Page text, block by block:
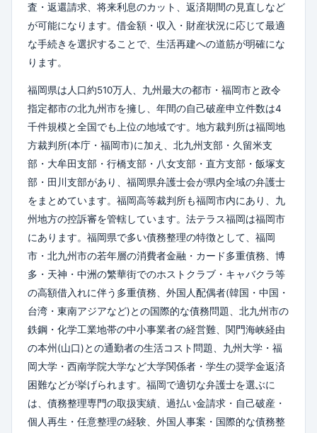
査・返還請求、将来利息のカット、返済期間の見直しなど
が可能になります。借金額・収入・財産状況に応じて最適
な手続きを選択することで、生活再建への道筋が明確にな
ります。
福岡県は人口約510万人、九州最大の都市・福岡市と政令
指定都市の北九州市を擁し、年間の自己破産申立件数は4
千件規模と全国でも上位の地域です。地方裁判所は福岡地
方裁判所(本庁・福岡市)に加え、北九州支部・久留米支
部・大牟田支部・行橋支部・八女支部・直方支部・飯塚支
部・田川支部があり、福岡県弁護士会が県内全域の弁護士
をまとめています。福岡高等裁判所も福岡市内にあり、九
州地方の控訴審を管轄しています。法テラス福岡は福岡市
にあります。福岡県で多い債務整理の特徴として、福岡
市・北九州市の若年層の消費者金融・カード多重債務、博
多・天神・中洲の繁華街でのホストクラブ・キャバクラ等
の高額借入れに伴う多重債務、外国人配偶者(韓国・中国・
台湾・東南アジアなど)との国際的な債務問題、北九州市の
鉄鋼・化学工業地帯の中小事業者の経営難、関門海峡経由
の本州(山口)との通勤者の生活コスト問題、九州大学・福
岡大学・西南学院大学など大学関係者・学生の奨学金返済
困難などが挙げられます。福岡で適切な弁護士を選ぶに
は、債務整理専門の取扱実績、過払い金請求・自己破産・
個人再生・任意整理の経験、外国人事案・国際的な債務整